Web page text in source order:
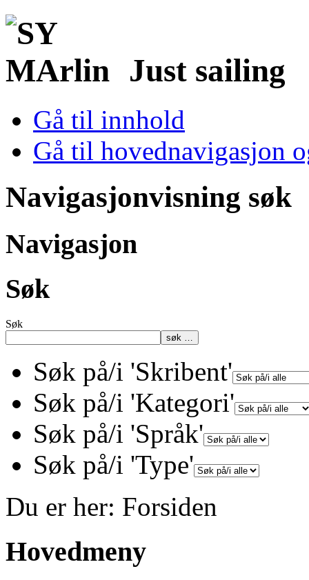
Just sailing
Gå til innhold
Gå til hovednavigasjon
Navigasjonvisning søk
Navigasjon
Søk
Søk
søk …
Søk på/i 'Skribent'
Søk på/i 'Kategori'
Søk på/i 'Språk'
Søk på/i 'Type'
Du er her: Forsiden
Hovedmeny